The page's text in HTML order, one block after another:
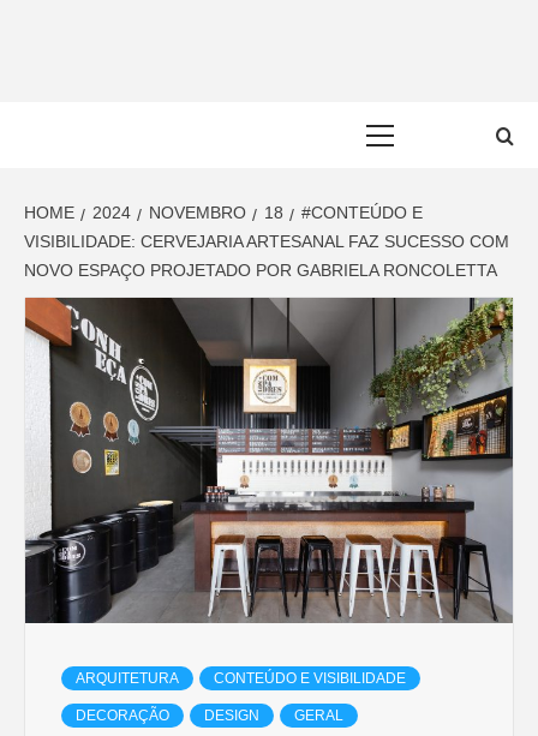
HOME 2024 NOVEMBRO 18
#CONTEÚDO E
VISIBILIDADE: CERVEJARIA ARTESANAL FAZ SUCESSO COM
NOVO ESPAÇO PROJETADO POR GABRIELA RONCOLETTA
ARQUITETURA CONTEÚDO E VISIBILIDADE
DECORAÇÃO DESIGN GERAL